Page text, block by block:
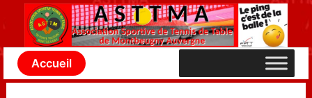
contenu
Accueil